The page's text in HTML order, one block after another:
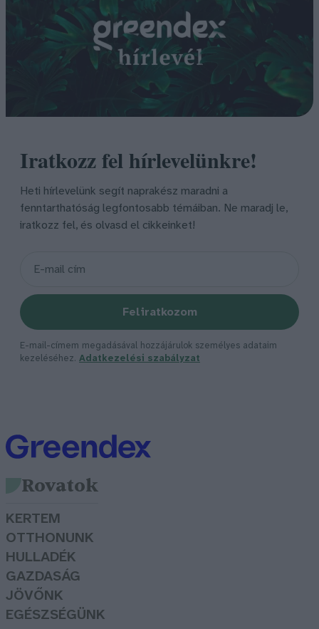
Iratkozz fel hírlevelünkre!
Heti hírlevelünk segít naprakész maradni a
fenntarthatóság legfontosabb témáiban. Ne maradj le,
iratkozz fel, és olvasd el cikkeinket!
Feliratkozom
E-mail-címem megadásával hozzájárulok személyes adataim
kezeléséhez. Adatkezelési szabályzat
Rovatok
KERTEM
OTTHONUNK
HULLADÉK
GAZDASÁG
JÖVŐNK
EGÉSZSÉGÜNK